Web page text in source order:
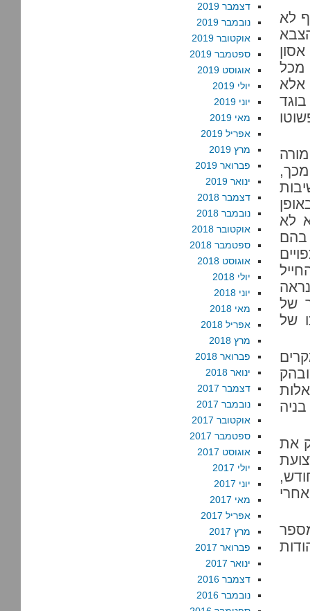
לא
מכל
אלא
לא
בהם
של
של
את
דצמבר 2019
נובמבר 2019
אוקטובר 2019
ספטמבר 2019
אוגוסט 2019
יולי 2019
יוני 2019
מאי 2019
אפריל 2019
מרץ 2019
פברואר 2019
ינואר 2019
דצמבר 2018
נובמבר 2018
אוקטובר 2018
ספטמבר 2018
אוגוסט 2018
יולי 2018
יוני 2018
מאי 2018
אפריל 2018
מרץ 2018
פברואר 2018
ינואר 2018
דצמבר 2017
נובמבר 2017
אוקטובר 2017
ספטמבר 2017
אוגוסט 2017
יולי 2017
יוני 2017
מאי 2017
אפריל 2017
מרץ 2017
פברואר 2017
ינואר 2017
דצמבר 2016
נובמבר 2016